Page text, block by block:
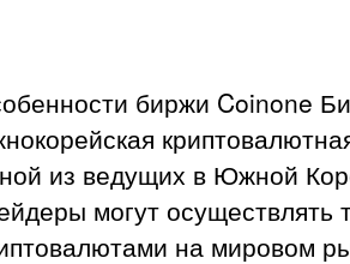
биржи Coinone
из ведущих в Южной
могут осуществлять
на мировом